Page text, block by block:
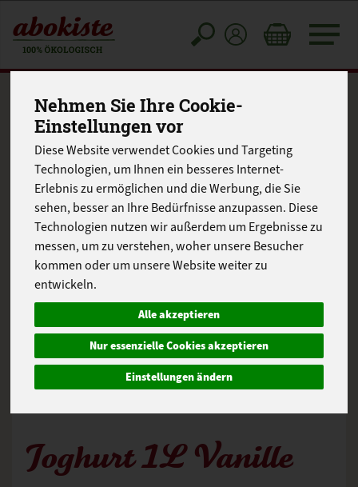
Nehmen Sie Ihre Cookie-
Einstellungen vor
Diese Website verwendet Cookies und Targeting
Technologien, um Ihnen ein besseres Internet-
Erlebnis zu ermöglichen und die Werbung, die Sie
sehen, besser an Ihre Bedürfnisse anzupassen. Diese
Technologien nutzen wir außerdem um Ergebnisse zu
messen, um zu verstehen, woher unsere Besucher
kommen oder um unsere Website weiter zu
entwickeln.
Alle akzeptieren
Nur essenzielle Cookies akzeptieren
Einstellungen ändern
Joghurt 1L Vanille
Toggle
cart